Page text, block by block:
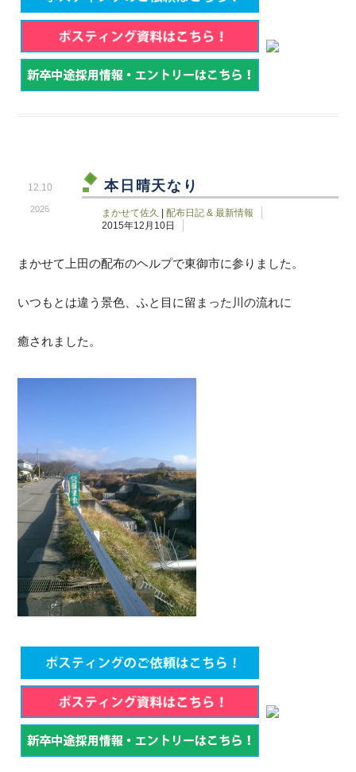
本日晴天なり
まかせて佐久 | 配布日記 & 最新情報
2015年12月10日
2026
12.10
まかせて上田の配布のヘルプで東御市に参りました。
いつもとは違う景色、ふと目に留まった川の流れに
癒されました。